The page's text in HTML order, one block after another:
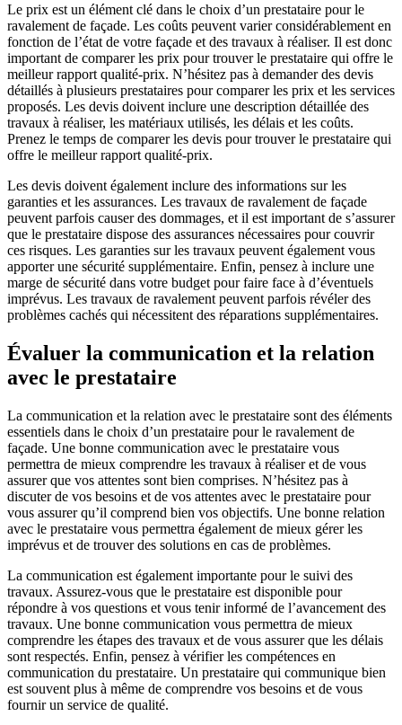
Le prix est un élément clé dans le choix d’un prestataire pour le
ravalement de façade. Les coûts peuvent varier considérablement en
fonction de l’état de votre façade et des travaux à réaliser. Il est donc
important de comparer les prix pour trouver le prestataire qui offre le
meilleur rapport qualité-prix. N’hésitez pas à demander des devis
détaillés à plusieurs prestataires pour comparer les prix et les services
proposés. Les devis doivent inclure une description détaillée des
travaux à réaliser, les matériaux utilisés, les délais et les coûts.
Prenez le temps de comparer les devis pour trouver le prestataire qui
offre le meilleur rapport qualité-prix.
Les devis doivent également inclure des informations sur les
garanties et les assurances. Les travaux de ravalement de façade
peuvent parfois causer des dommages, et il est important de s’assurer
que le prestataire dispose des assurances nécessaires pour couvrir
ces risques. Les garanties sur les travaux peuvent également vous
apporter une sécurité supplémentaire. Enfin, pensez à inclure une
marge de sécurité dans votre budget pour faire face à d’éventuels
imprévus. Les travaux de ravalement peuvent parfois révéler des
problèmes cachés qui nécessitent des réparations supplémentaires.
Évaluer la communication et la relation
avec le prestataire
La communication et la relation avec le prestataire sont des éléments
essentiels dans le choix d’un prestataire pour le ravalement de
façade. Une bonne communication avec le prestataire vous
permettra de mieux comprendre les travaux à réaliser et de vous
assurer que vos attentes sont bien comprises. N’hésitez pas à
discuter de vos besoins et de vos attentes avec le prestataire pour
vous assurer qu’il comprend bien vos objectifs. Une bonne relation
avec le prestataire vous permettra également de mieux gérer les
imprévus et de trouver des solutions en cas de problèmes.
La communication est également importante pour le suivi des
travaux. Assurez-vous que le prestataire est disponible pour
répondre à vos questions et vous tenir informé de l’avancement des
travaux. Une bonne communication vous permettra de mieux
comprendre les étapes des travaux et de vous assurer que les délais
sont respectés. Enfin, pensez à vérifier les compétences en
communication du prestataire. Un prestataire qui communique bien
est souvent plus à même de comprendre vos besoins et de vous
fournir un service de qualité.